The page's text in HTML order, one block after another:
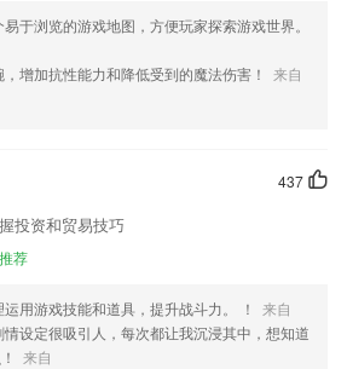
易于浏览的游戏地图，方便玩家探索游戏世界。
，增加抗性能力和降低受到的魔法伤害！
来自
437
投资和贸易技巧
推荐
运用游戏技能和道具，提升战斗力。 ！
来自
情设定很吸引人，每次都让我沉浸其中，想知道
来自